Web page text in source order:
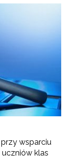
wsparciu
klas